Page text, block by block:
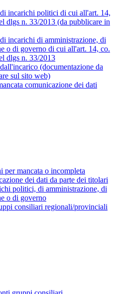
incarichi politici di cui all'art. 14,
dlgs n. 33/2013 (da pubblicare in
incarichi di amministrazione, di
o di governo di cui all'art. 14, co.
dlgs n. 33/2013
(documentazione da
sul sito web)
comunicazione dei dati
per mancata o incompleta
dei dati da parte dei titolari
politici, di amministrazione, di
o di governo
consiliari regionali/provinciali